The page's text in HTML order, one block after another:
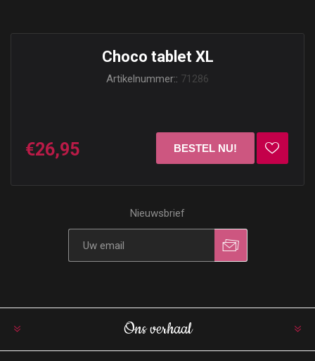
Choco tablet XL
Artikelnummer:: 71286
€26,95
Nieuwsbrief
Ons verhaal